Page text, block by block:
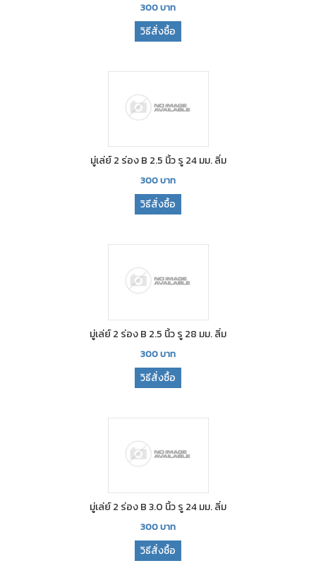
300บาท
วิธีสั่งซื้อ
มู่เล่ย์ 2 ร่อง B 2.5 นิ้ว รู 24 มม. ลิ่ม
300บาท
วิธีสั่งซื้อ
มู่เล่ย์ 2 ร่อง B 2.5 นิ้ว รู 28 มม. ลิ่ม
300บาท
วิธีสั่งซื้อ
มู่เล่ย์ 2 ร่อง B 3.0 นิ้ว รู 24 มม. ลิ่ม
300บาท
วิธีสั่งซื้อ